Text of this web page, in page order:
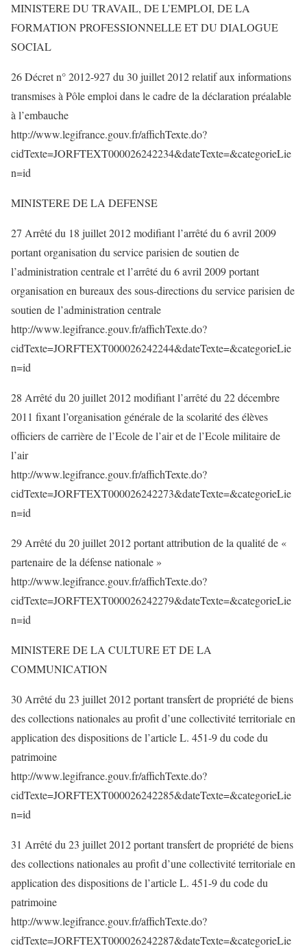
MINISTERE DU TRAVAIL, DE L’EMPLOI, DE LA
FORMATION PROFESSIONNELLE ET DU DIALOGUE
SOCIAL
26 Décret n° 2012-927 du 30 juillet 2012 relatif aux informations
transmises à Pôle emploi dans le cadre de la déclaration préalable
à l’embauche
http://www.legifrance.gouv.fr/affichTexte.do?
cidTexte=JORFTEXT000026242234&dateTexte=&categorieLie
n=id
MINISTERE DE LA DEFENSE
27 Arrêté du 18 juillet 2012 modifiant l’arrêté du 6 avril 2009
portant organisation du service parisien de soutien de
l’administration centrale et l’arrêté du 6 avril 2009 portant
organisation en bureaux des sous-directions du service parisien de
soutien de l’administration centrale
http://www.legifrance.gouv.fr/affichTexte.do?
cidTexte=JORFTEXT000026242244&dateTexte=&categorieLie
n=id
28 Arrêté du 20 juillet 2012 modifiant l’arrêté du 22 décembre
2011 fixant l’organisation générale de la scolarité des élèves
officiers de carrière de l’Ecole de l’air et de l’Ecole militaire de
l’air
http://www.legifrance.gouv.fr/affichTexte.do?
cidTexte=JORFTEXT000026242273&dateTexte=&categorieLie
n=id
29 Arrêté du 20 juillet 2012 portant attribution de la qualité de «
partenaire de la défense nationale »
http://www.legifrance.gouv.fr/affichTexte.do?
cidTexte=JORFTEXT000026242279&dateTexte=&categorieLie
n=id
MINISTERE DE LA CULTURE ET DE LA
COMMUNICATION
30 Arrêté du 23 juillet 2012 portant transfert de propriété de biens
des collections nationales au profit d’une collectivité territoriale en
application des dispositions de l’article L. 451-9 du code du
patrimoine
http://www.legifrance.gouv.fr/affichTexte.do?
cidTexte=JORFTEXT000026242285&dateTexte=&categorieLie
n=id
31 Arrêté du 23 juillet 2012 portant transfert de propriété de biens
des collections nationales au profit d’une collectivité territoriale en
application des dispositions de l’article L. 451-9 du code du
patrimoine
http://www.legifrance.gouv.fr/affichTexte.do?
cidTexte=JORFTEXT000026242287&dateTexte=&categorieLie